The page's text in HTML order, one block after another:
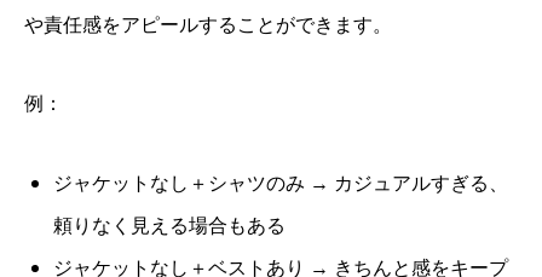
や責任感をアピールすることができます。
例：
ジャケットなし＋シャツのみ → カジュアルすぎる、
頼りなく見える場合もある
ジャケットなし＋ベストあり → きちんと感をキープ